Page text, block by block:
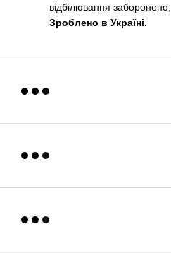
відбілювання заборонено;
Зроблено в Україні.